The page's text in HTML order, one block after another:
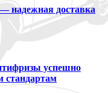
— надежная доставка
успешно
стандартам